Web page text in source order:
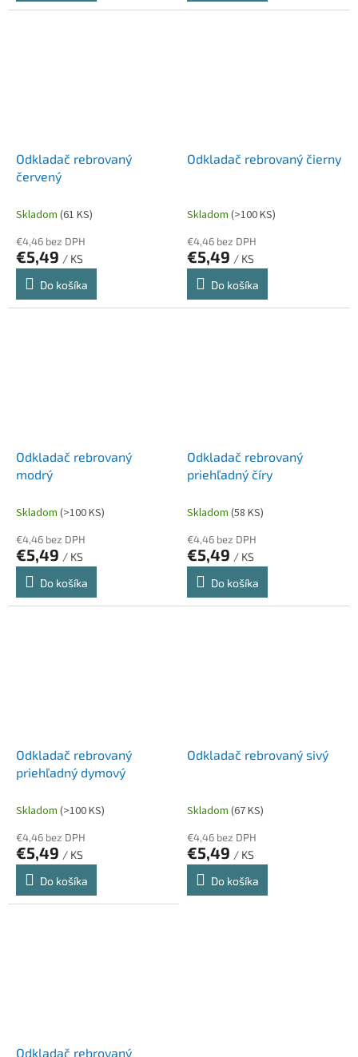
Odkladač rebrovaný
červený
Skladom (61 KS)
€4,46 bez DPH
€5,49 / KS
Do košíka
Odkladač rebrovaný čierny
Skladom (>100 KS)
€4,46 bez DPH
€5,49 / KS
Do košíka
Odkladač rebrovaný
modrý
Skladom (>100 KS)
€4,46 bez DPH
€5,49 / KS
Do košíka
Odkladač rebrovaný
priehľadný číry
Skladom (58 KS)
€4,46 bez DPH
€5,49 / KS
Do košíka
Odkladač rebrovaný
priehľadný dymový
Skladom (>100 KS)
€4,46 bez DPH
€5,49 / KS
Do košíka
Odkladač rebrovaný sivý
Skladom (67 KS)
€4,46 bez DPH
€5,49 / KS
Do košíka
Odkladač rebrovaný